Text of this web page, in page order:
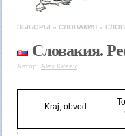
ВЫБОРЫ » СЛОВАКИЯ »
Словакия.
Автор: Alex Kireev
Kraj, obvod